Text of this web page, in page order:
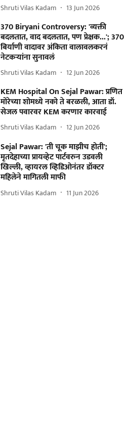
Shruti Vilas Kadam 13 Jun 2026
370 Biryani Controversy: 'व्यक्ती
बदलतात, वाद बदलतात, पण प्रेक्षक...'; 370
बिर्याणी वादावर अंकिता वालावलकरनं
नेटकऱ्यांना सुनावलं
Shruti Vilas Kadam 12 Jun 2026
KEM Hospital On Sejal Pawar: प्रणित
मोरेच्या शोमध्ये नको ते बरळली, आता डॉ.
सेजल पवारवर KEM करणार कारवाई
Shruti Vilas Kadam 12 Jun 2026
Sejal Pawar: 'ती चूक माझीच होती';
मृतदेहाच्या प्रायव्हेट पार्टवरुन उडवली
खिल्ली, व्हायरल व्हिडिओनंतर डॉक्टर
महिलेने मागितली माफी
Shruti Vilas Kadam 11 Jun 2026